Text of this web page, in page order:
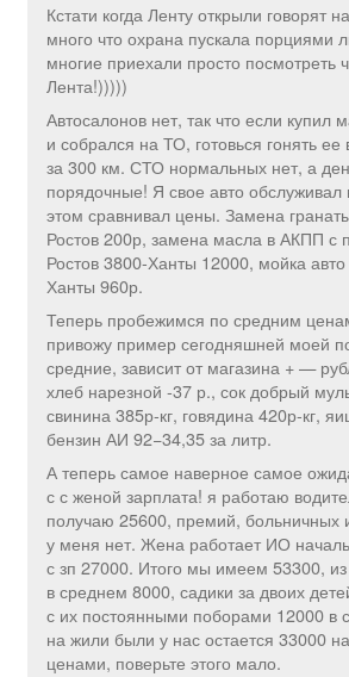
Кстати когда Ленту открыли говорят
много что охрана пускала порциями
многие приехали просто посмотреть
Лента!)))))
Автосалонов нет, так что если купил
и собрался на ТО, готовься гонять ее
за 300 км. СТО нормальных нет, а
порядочные! Я свое авто обслуживал
этом сравнивал цены. Замена
Ростов 200р, замена масла в АКПП с
Ростов 3800-Ханты 12000, мойка
Ханты 960р.
Теперь пробежимся по средним
привожу пример сегодняшней моей
средние, зависит от магазина + —
хлеб нарезной -37 р., сок добрый
свинина 385р-кг, говядина 420р-кг,
бензин АИ 92−34,35 за литр.
А теперь самое наверное самое
с с женой зарплата! я работаю
получаю 25600, премий, больничных
у меня нет. Жена работает ИО
с зп 27000. Итого мы имеем 53300, из
в среднем 8000, садики за двоих
с их постоянными поборами 12000 в
на жили были у нас остается 33000
ценами, поверьте этого мало.